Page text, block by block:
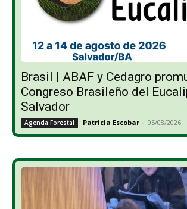
Brasil | ABAF y Cedagro
Congreso Brasileño del
Salvador
Agenda Forestal Patricia Escobar - 05/08/2026